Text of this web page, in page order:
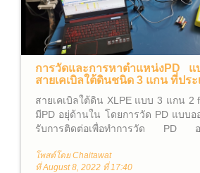
การวัดและการหาตำแหน่งPD
สายเคเบิลใต้ดินชนิด 3 แกน ที่ประ
สายเคเบิลใต้ดิน XLPE แบบ 3 แกน 2
มีPD อยุ่ด้านใน โดยการวัด PD แบบอ
รับการติดต่อเพื่อทำการวัด PD อ
โพสต์โดย Chaitawat
ที่ August 8, 2022 ที่ 17:40